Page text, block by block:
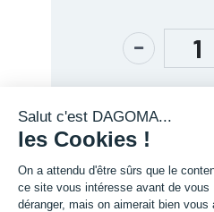
Couleurs du support d'accroche:gris
Salut c'est DAGOMA...
les Cookies !
On a attendu d'être sûrs que le
ce site vous intéresse avant de vous
déranger, mais on aimerait bien